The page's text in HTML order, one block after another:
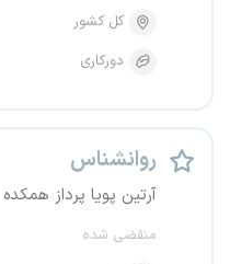
کل کشور
دورکاری
روانشناس
آرتین پویا پرداز همکده
منقضی شده